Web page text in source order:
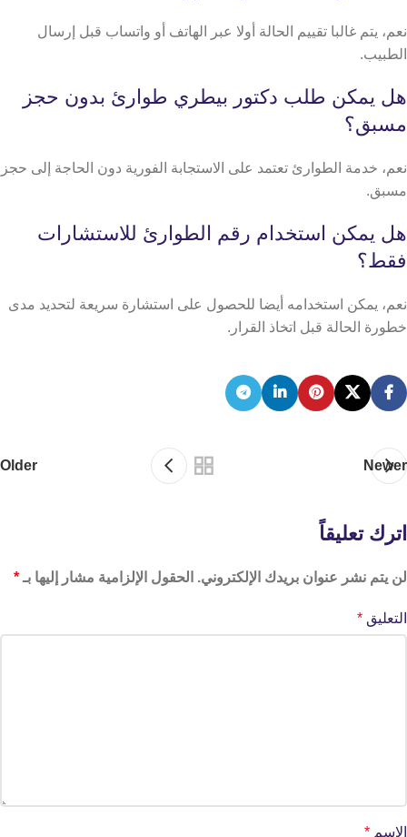
نعم، يتم غالبا تقييم الحالة أولا عبر الهاتف أو واتساب قبل إرسال
الطبيب.
هل يمكن طلب دكتور بيطري طوارئ بدون حجز
مسبق؟
نعم، خدمة الطوارئ تعتمد على الاستجابة الفورية دون الحاجة إلى حجز
مسبق.
هل يمكن استخدام رقم الطوارئ للاستشارات
فقط؟
نعم، يمكن استخدامه أيضا للحصول على استشارة سريعة لتحديد مدى
خطورة الحالة قبل اتخاذ القرار.
Newer
Older
اترك تعليقاً
لن يتم نشر عنوان بريدك الإلكتروني. الحقول الإلزامية مشار إليها بـ *
التعليق *
الاسم *